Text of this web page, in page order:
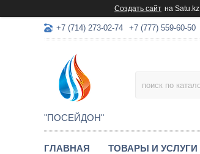
Создать сайт на Satu.kz
+7 (714) 273-02-74 +7 (777) 559-60-50
"ПОСЕЙДОН"
ГЛАВНАЯ ТОВАРЫ И УСЛУГИ